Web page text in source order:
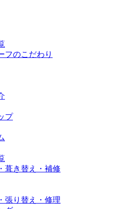
フのこだわり
プ
葺き替え・補修
張り替え・修理